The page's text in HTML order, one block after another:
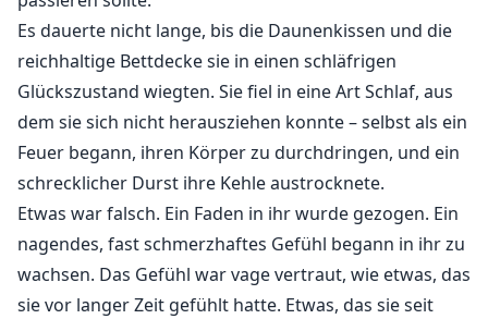
Es dauerte nicht lange, bis die Daunenkissen und die
reichhaltige Bettdecke sie in einen schläfrigen
Glückszustand wiegten. Sie fiel in eine Art Schlaf, aus
dem sie sich nicht herausziehen konnte – selbst als ein
Feuer begann, ihren Körper zu durchdringen, und ein
schrecklicher Durst ihre Kehle austrocknete.
Etwas war falsch. Ein Faden in ihr wurde gezogen. Ein
nagendes, fast schmerzhaftes Gefühl begann in ihr zu
wachsen. Das Gefühl war vage vertraut, wie etwas, das
sie vor langer Zeit gefühlt hatte. Etwas, das sie seit